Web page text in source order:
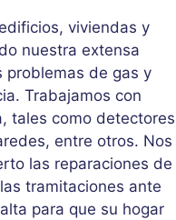
viviendas y
nuestra extensa
problemas de gas y
Trabajamos con
tales como detectores
entre otros. Nos
las reparaciones de
tramitaciones ante
para que su hogar